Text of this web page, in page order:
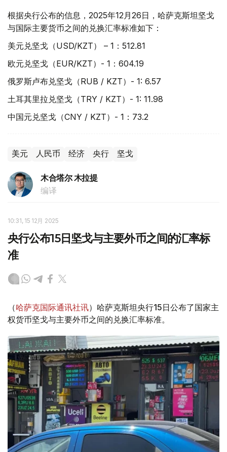
根据央行公布的信息，2025年12月26日，哈萨克斯坦坚戈
与国际主要货币之间的兑换汇率标准如下：
美元兑坚戈（USD/KZT） – 1：512.81
欧元兑坚戈（EUR/KZT）- 1：604.19
俄罗斯卢布兑坚戈（RUB / KZT）- 1: 6.57
土耳其里拉兑坚戈（TRY / KZT）- 1: 11.98
中国元兑坚戈（CNY / KZT）- 1：73.2
美元 人民币 经济 央行 坚戈
木合塔尔 木拉提
编译
10:31, 15 12月 2025
央行公布15日坚戈与主要外币之间的汇率标
准
（哈萨克国际通讯社讯）哈萨克斯坦央行15日公布了国家主
权货币坚戈与主要外币之间的兑换汇率标准。